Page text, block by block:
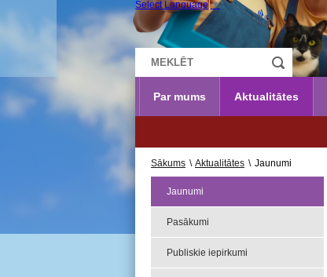
Select Language ▼
Par mums Aktualitātes
Sākums \ Aktualitātes \ Jaunumi
Jaunumi
Pasākumi
Publiskie iepirkumi